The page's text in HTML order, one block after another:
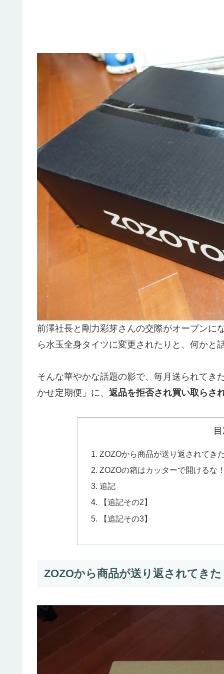
前澤社長と剛力彩芽さんの交際がオープンに
ら水玉全身タイツに変更されたりと、何かと
そんな華やかな話題の影で、毎月送られてき
かせ定期便」に、 返品を拒否され買い取らさ
ZOZOから商品が送り返されてき
ZOZOの箱はカッターで開けるな
追記
【追記その2】
【追記その3】
ZOZOから商品が送り返されてきた